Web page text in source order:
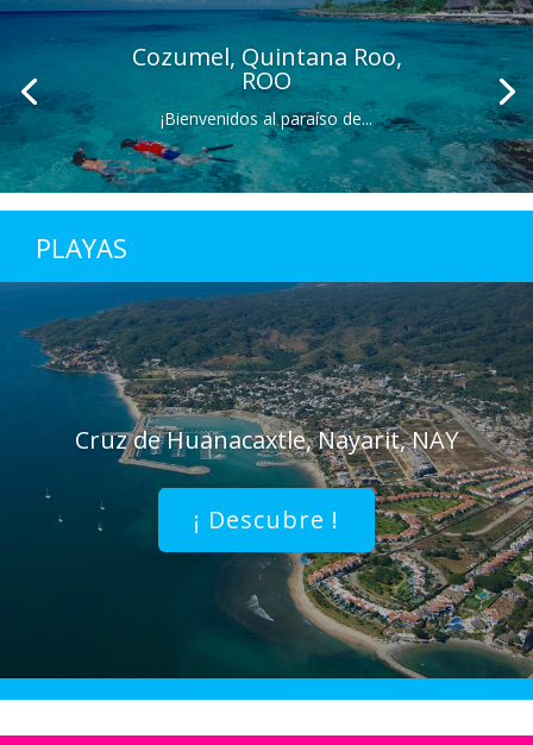
Cozumel, Quintana Roo,
ROO
¡Bienvenidos al paraíso de...
PLAYAS
Cruz de Huanacaxtle, Nayarit, NAY
¡ Descubre !